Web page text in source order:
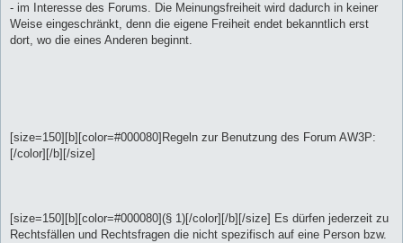
- im Interesse des Forums. Die Meinungsfreiheit wird dadurch in keiner
Weise eingeschränkt, denn die eigene Freiheit endet bekanntlich erst
dort, wo die eines Anderen beginnt.
[size=150][b][color=#000080]Regeln zur Benutzung des Forum AW3P:
[/color][/b][/size]
[size=150][b][color=#000080](§ 1)[/color][/b][/size] Es dürfen jederzeit zu
Rechtsfällen und Rechtsfragen die nicht spezifisch auf eine Person bzw.